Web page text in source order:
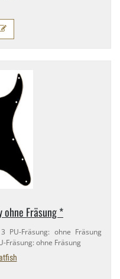
ohne Fräsung *
PU-​Fräsung: ohne Fräsung
​Fräsung: ohne Fräsung